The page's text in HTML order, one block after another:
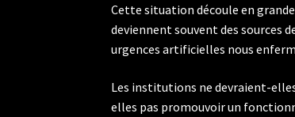
Cette situation découle en
deviennent souvent des sources
urgences artificielles nous
Les institutions ne devraient-
elles pas promouvoir un